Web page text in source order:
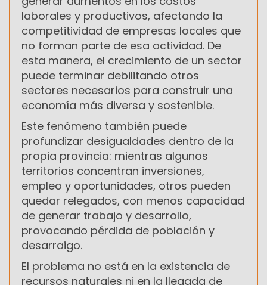
laborales y productivos, afectando la
competitividad de empresas locales que
no forman parte de esa actividad. De
esta manera, el crecimiento de un sector
puede terminar debilitando otros
sectores necesarios para construir una
economía más diversa y sostenible.
Este fenómeno también puede
profundizar desigualdades dentro de la
propia provincia: mientras algunos
territorios concentran inversiones,
empleo y oportunidades, otros pueden
quedar relegados, con menos capacidad
de generar trabajo y desarrollo,
provocando pérdida de población y
desarraigo.
El problema no está en la existencia de
recursos naturales ni en la llegada de